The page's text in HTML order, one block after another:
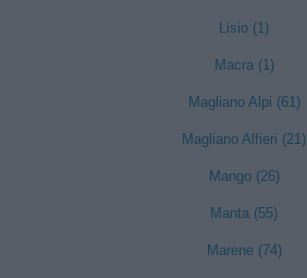
Lisio (1)
Macra (1)
Magliano Alpi (61)
Magliano Alfieri (21)
Mango (26)
Manta (55)
Marene (74)